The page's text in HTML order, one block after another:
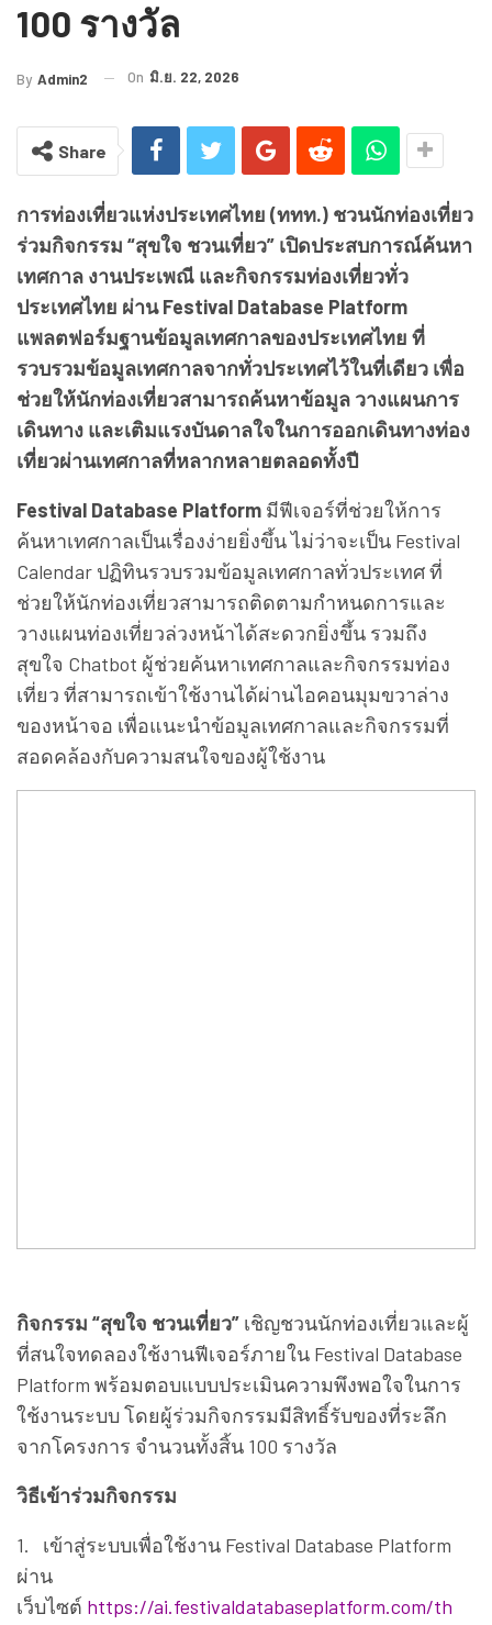
100 รางวัล
By Admin2 On มิ.ย. 22, 2026
Share
การท่องเที่ยวแห่งประเทศไทย (ททท.) ชวนนักท่องเที่ยว
ร่วมกิจกรรม “สุขใจ ชวนเที่ยว” เปิดประสบการณ์ค้นหา
เทศกาล งานประเพณี และกิจกรรมท่องเที่ยวทั่ว
ประเทศไทย ผ่าน Festival Database Platform
แพลตฟอร์มฐานข้อมูลเทศกาลของประเทศไทย ที่
รวบรวมข้อมูลเทศกาลจากทั่วประเทศไว้ในที่เดียว เพื่อ
ช่วยให้นักท่องเที่ยวสามารถค้นหาข้อมูล วางแผนการ
เดินทาง และเติมแรงบันดาลใจในการออกเดินทางท่อง
เที่ยวผ่านเทศกาลที่หลากหลายตลอดทั้งปี
Festival Database Platform มีฟีเจอร์ที่ช่วยให้การ
ค้นหาเทศกาลเป็นเรื่องง่ายยิ่งขึ้น ไม่ว่าจะเป็น Festival
Calendar ปฏิทินรวบรวมข้อมูลเทศกาลทั่วประเทศ ที่
ช่วยให้นักท่องเที่ยวสามารถติดตามกำหนดการและ
วางแผนท่องเที่ยวล่วงหน้าได้สะดวกยิ่งขึ้น รวมถึง
สุขใจ Chatbot ผู้ช่วยค้นหาเทศกาลและกิจกรรมท่อง
เที่ยว ที่สามารถเข้าใช้งานได้ผ่านไอคอนมุมขวาล่าง
ของหน้าจอ เพื่อแนะนำข้อมูลเทศกาลและกิจกรรมที่
สอดคล้องกับความสนใจของผู้ใช้งาน
กิจกรรม “สุขใจ ชวนเที่ยว” เชิญชวนนักท่องเที่ยวและผู้
ที่สนใจทดลองใช้งานฟีเจอร์ภายใน Festival Database
Platform พร้อมตอบแบบประเมินความพึงพอใจในการ
ใช้งานระบบ โดยผู้ร่วมกิจกรรมมีสิทธิ์รับของที่ระลึก
จากโครงการ จำนวนทั้งสิ้น 100 รางวัล
วิธีเข้าร่วมกิจกรรม
1. เข้าสู่ระบบเพื่อใช้งาน Festival Database Platform
ผ่าน
เว็บไซต์ https://ai.festivaldatabaseplatform.com/th